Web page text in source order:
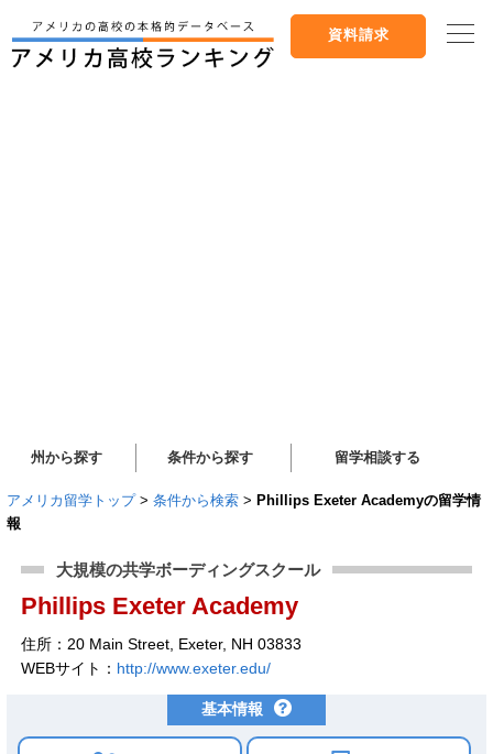
資料請求
州から探す 条件から探す 留学相談する
アメリカ留学トップ > 条件から検索 > Phillips Exeter Academyの留学情
報
大規模の共学ボーディングスクール
Phillips Exeter Academy
住所：20 Main Street, Exeter, NH 03833
WEBサイト： http://www.exeter.edu/
基本情報